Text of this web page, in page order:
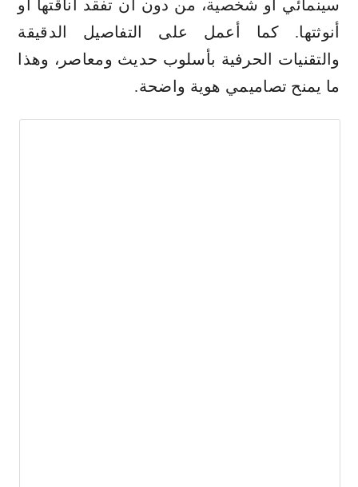
سينمائي أو شخصية، من دون أن تفقد أناقتها أو
أنوثتها. كما أعمل على التفاصيل الدقيقة
والتقنيات الحرفية بأسلوب حديث ومعاصر، وهذا
ما يمنح تصاميمي هوية واضحة.